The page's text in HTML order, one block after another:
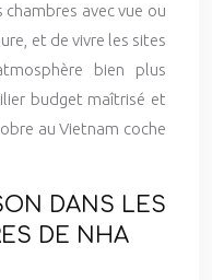
avec vue ou
et de vivre les sites
bien plus
budget maîtrisé et
au Vietnam coche
DANS LES
DE NHA